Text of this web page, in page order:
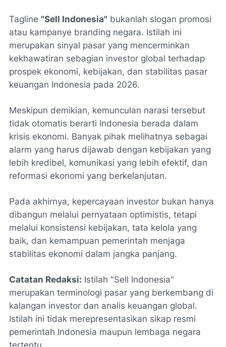
Tagline "Sell Indonesia" bukanlah slogan promosi
atau kampanye branding negara. Istilah ini
merupakan sinyal pasar yang mencerminkan
kekhawatiran sebagian investor global terhadap
prospek ekonomi, kebijakan, dan stabilitas pasar
keuangan Indonesia pada 2026.
Meskipun demikian, kemunculan narasi tersebut
tidak otomatis berarti Indonesia berada dalam
krisis ekonomi. Banyak pihak melihatnya sebagai
alarm yang harus dijawab dengan kebijakan yang
lebih kredibel, komunikasi yang lebih efektif, dan
reformasi ekonomi yang berkelanjutan.
Pada akhirnya, kepercayaan investor bukan hanya
dibangun melalui pernyataan optimistis, tetapi
melalui konsistensi kebijakan, tata kelola yang
baik, dan kemampuan pemerintah menjaga
stabilitas ekonomi dalam jangka panjang.
Catatan Redaksi: Istilah "Sell Indonesia"
merupakan terminologi pasar yang berkembang di
kalangan investor dan analis keuangan global.
Istilah ini tidak merepresentasikan sikap resmi
pemerintah Indonesia maupun lembaga negara